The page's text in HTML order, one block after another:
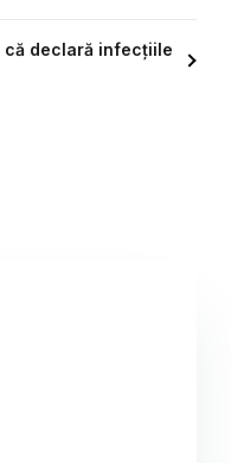
că declară infecțiile